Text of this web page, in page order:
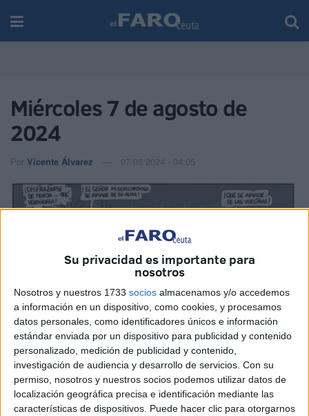
Su privacidad es importante para
nosotros
Nosotros y nuestros 1733 socios almacenamos y/o accedemos
a información en un dispositivo, como cookies, y procesamos
datos personales, como identificadores únicos e información
estándar enviada por un dispositivo para publicidad y contenido
personalizado, medición de publicidad y contenido,
investigación de audiencia y desarrollo de servicios. Con su
permiso, nosotros y nuestros socios podemos utilizar datos de
localización geográfica precisa e identificación mediante las
características de dispositivos. Puede hacer clic para otorgarnos
Miércoles 7 de agosto de
2024
Por Vicente Álvarez 07/08/2024 - 04:05
RelatedPosts
Ceuta es mucha Ceuta
HACE 6 HORAS